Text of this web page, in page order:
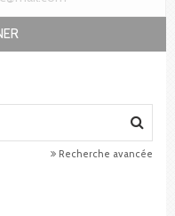
Recherche avancée